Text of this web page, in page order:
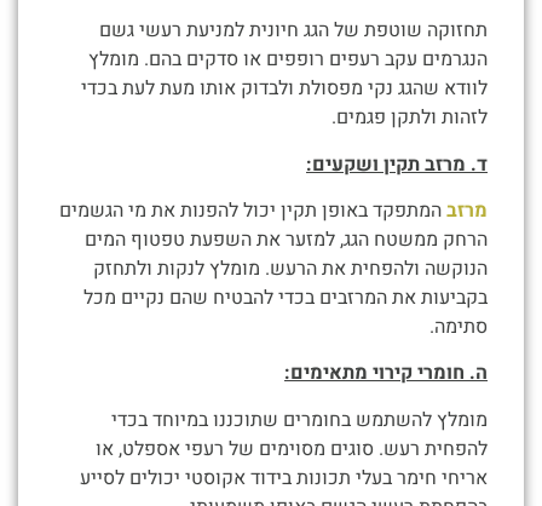
תחזוקה שוטפת של הגג חיונית למניעת רעשי גשם
הנגרמים עקב רעפים רופפים או סדקים בהם. מומלץ
לוודא שהגג נקי מפסולת ולבדוק אותו מעת לעת בכדי
לזהות ולתקן פגמים.
ד. מרזב תקין ושקעים:
מרזבהמתפקד באופן תקין יכול להפנות את מי הגשמים
הרחק ממשטח הגג, למזער את השפעת טפטוף המים
הנוקשה ולהפחית את הרעש. מומלץ לנקות ולתחזק
בקביעות את המרזבים בכדי להבטיח שהם נקיים מכל
סתימה.
ה. חומרי קירוי מתאימים:
מומלץ להשתמש בחומרים שתוכננו במיוחד בכדי
להפחית רעש. סוגים מסוימים של רעפי אספלט, או
אריחי חימר בעלי תכונות בידוד אקוסטי יכולים לסייע